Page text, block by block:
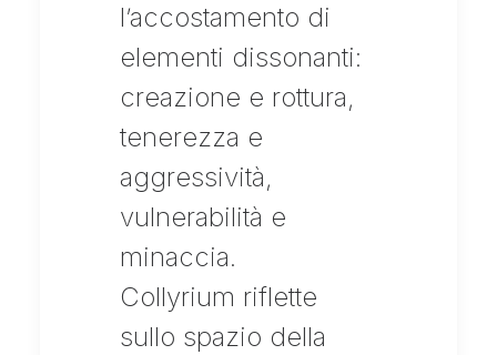
l’accostamento di
elementi dissonanti:
creazione e rottura,
tenerezza e
aggressività,
vulnerabilità e
minaccia.
Collyrium riflette
sullo spazio della